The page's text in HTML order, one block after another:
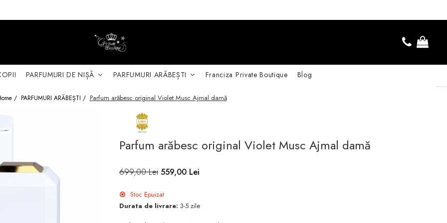
PARFUMURI DE NIȘĂ PARFUMURI ARĂBEȘTI Franciza Private Boutique Blog
/ PARFUMURI ARĂBEȘTI / Parfum arăbesc original Violet Musc Ajmal damă
Parfum arăbesc original Violet Musc Ajmal damă
699,00 Lei 559,00 Lei
Stoc Epuizat
Durata de livrare: 3-5 zile